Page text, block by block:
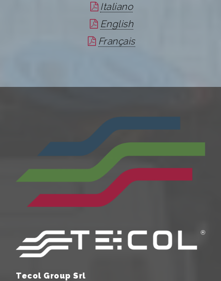
Italiano
English
Français
Tecol Group Srl